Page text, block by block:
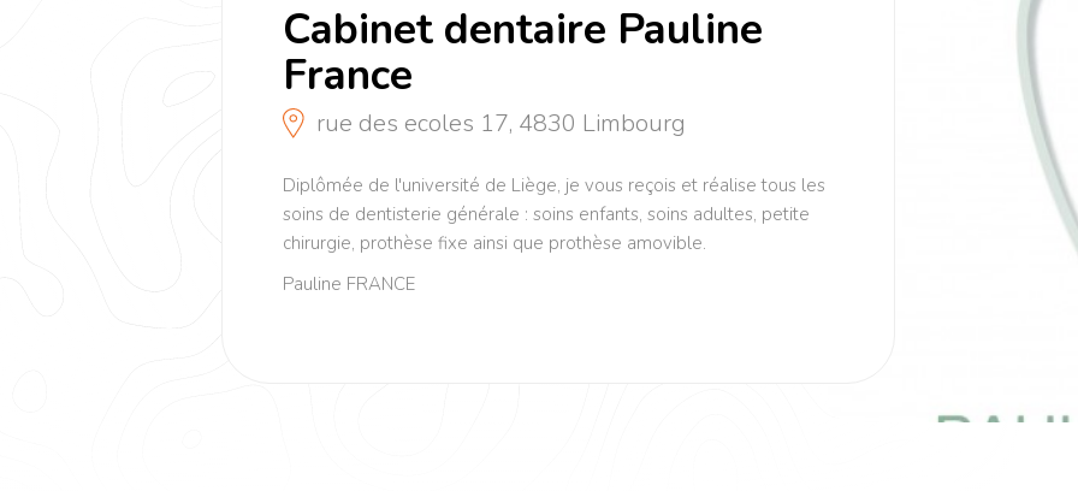
Cabinet dentaire Pauline
France
rue des ecoles 17, 4830 Limbourg
Diplômée de l'université de Liège, je vous reçois et réalise tous les
soins de dentisterie générale : soins enfants, soins adultes, petite
chirurgie, prothèse fixe ainsi que prothèse amovible.
Pauline FRANCE